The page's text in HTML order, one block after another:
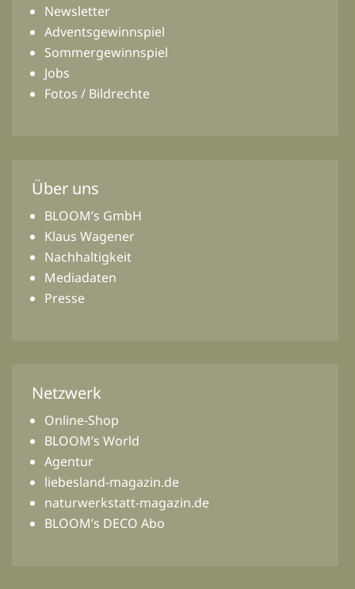
Newsletter
Adventsgewinnspiel
Sommergewinnspiel
Jobs
Fotos / Bildrechte
Über uns
BLOOM’s GmbH
Klaus Wagener
Nachhaltigkeit
Mediadaten
Presse
Netzwerk
Online-Shop
BLOOM’s World
Agentur
liebesland-magazin.de
naturwerkstatt-magazin.de
BLOOM’s DECO Abo